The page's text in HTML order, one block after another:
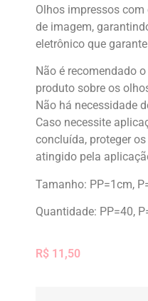
Olhos impressos
de imagem,
eletrônico que
Não é recomendado
produto sobre os
Não há necessidade
Caso necessite
concluída, proteger
atingido pela
Tamanho: PP=1cm,
Quantidade: PP=40,
R$ 11,50